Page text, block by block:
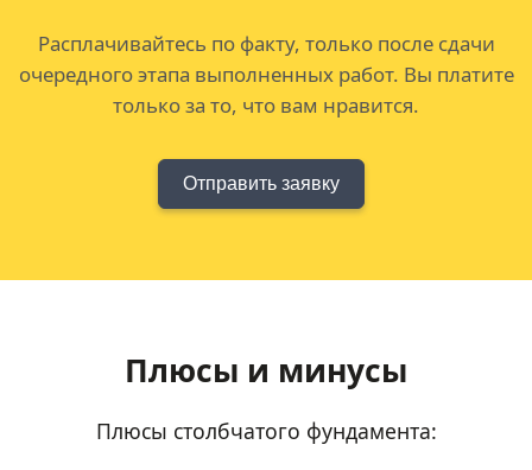
Расплачивайтесь по факту, только после сдачи
очередного этапа выполненных работ. Вы платите
только за то, что вам нравится.
Отправить заявку
Плюсы и минусы
Плюсы столбчатого фундамента: